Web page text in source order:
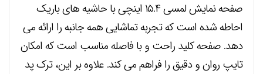
صفحه نمایش لمسی ۱۵.۴ اینچی با حاشیه های باریک
احاطه شده است که تجربه تماشایی همه جانبه را ارائه می
دهد. صفحه کلید راحت و با فاصله مناسب است که امکان
تایپ روان و دقیق را فراهم می کند. علاوه بر این، ترک پد